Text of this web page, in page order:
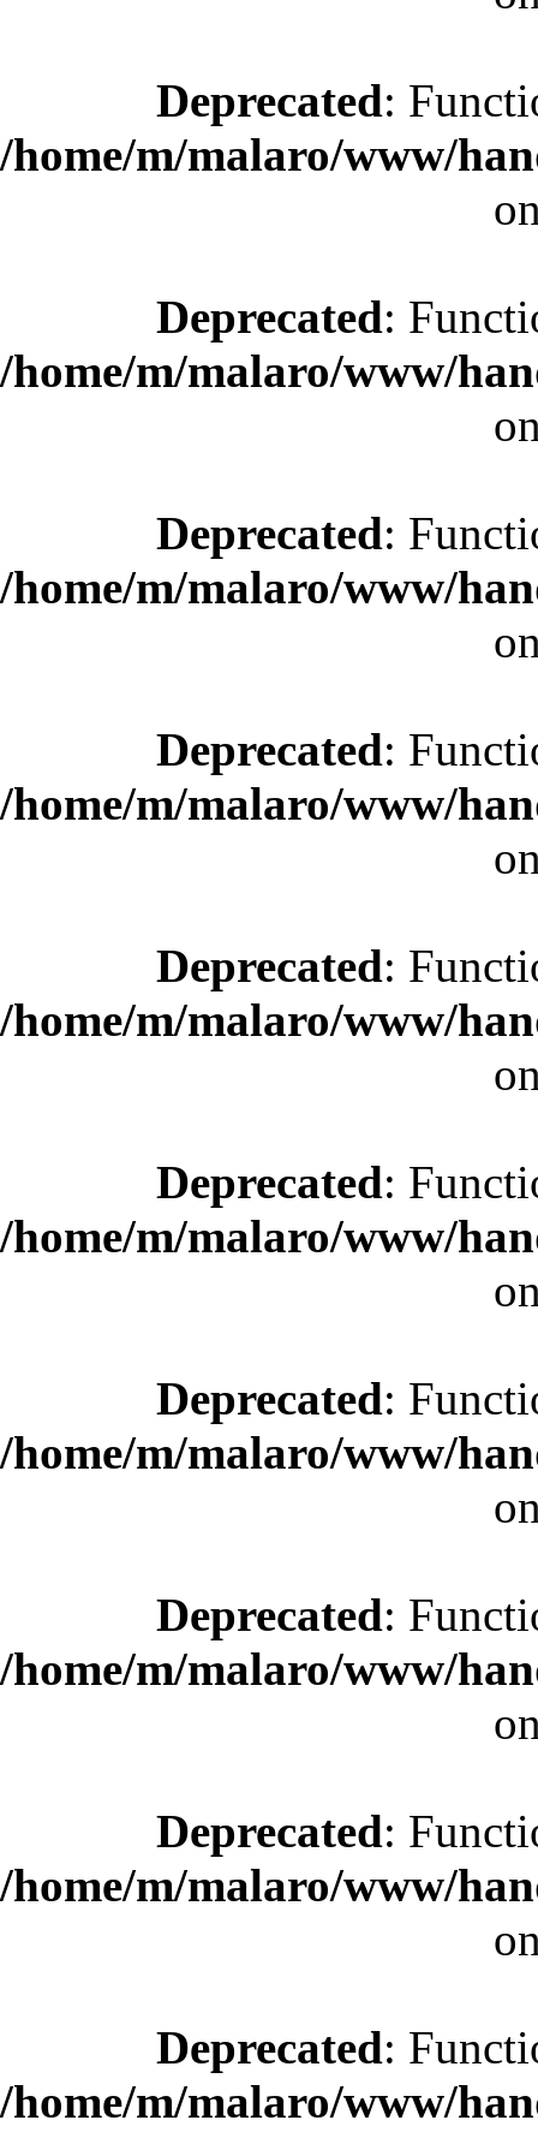
Deprecated:
/home/m/malaro/www/
Deprecated:
/home/m/malaro/www/
Deprecated:
/home/m/malaro/www/
Deprecated:
/home/m/malaro/www/
Deprecated:
/home/m/malaro/www/
Deprecated:
/home/m/malaro/www/
Deprecated:
/home/m/malaro/www/
Deprecated:
/home/m/malaro/www/
Deprecated:
/home/m/malaro/www/
Deprecated:
/home/m/malaro/www/